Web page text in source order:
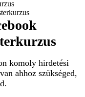
komoly hirdetési
ahhoz szükséged,